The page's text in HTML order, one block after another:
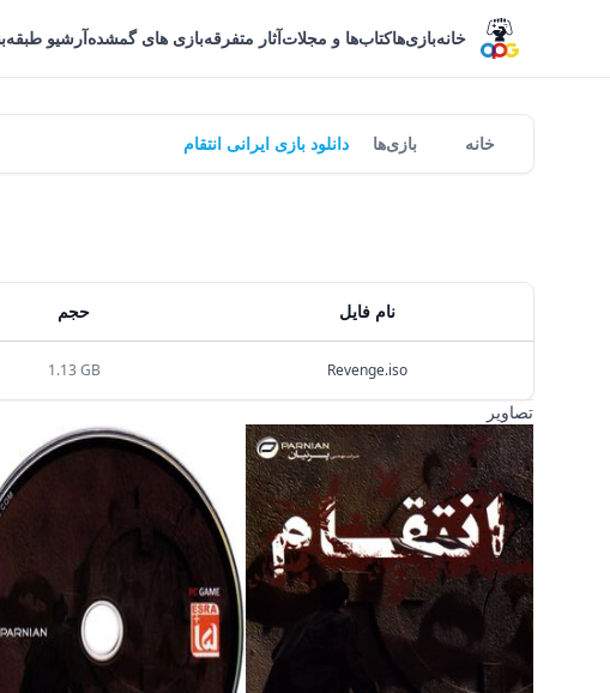
خانهبازی‌هاکتاب‌ها و مجلاتآثار متفرقهبازی های گمشدهآرشیو
خانه بازی‌ها دانلود بازی ایرانی انتقام
نام فایل حجم
Revenge.iso
1.13 GB
تصاویر